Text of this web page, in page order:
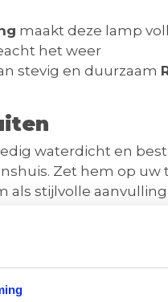
maakt deze lamp
het weer
stevig en duurzaam
waterdicht en
Zet hem op uw
als stijlvolle
moderne, hoekige
inrichting.
is deze zwarte